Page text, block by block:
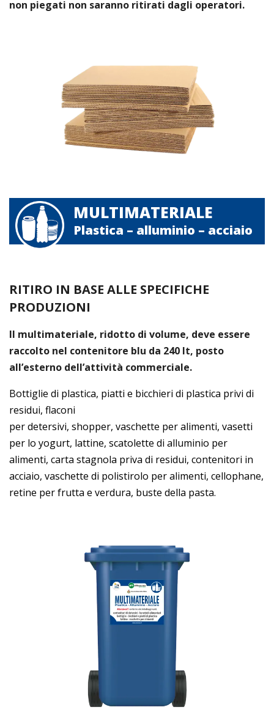
non piegati non saranno ritirati dagli operatori.
MULTIMATERIALE
Plastica – alluminio – acciaio
RITIRO IN BASE ALLE SPECIFICHE
PRODUZIONI
Il multimateriale, ridotto di volume, deve essere
raccolto nel contenitore blu da 240 lt, posto
all’esterno dell’attività commerciale.
Bottiglie di plastica, piatti e bicchieri di plastica privi di
residui, flaconi
per detersivi, shopper, vaschette per alimenti, vasetti
per lo yogurt, lattine, scatolette di alluminio per
alimenti, carta stagnola priva di residui, contenitori in
acciaio, vaschette di polistirolo per alimenti, cellophane,
retine per frutta e verdura, buste della pasta.